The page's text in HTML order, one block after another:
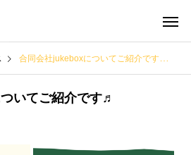
合同会社jukeboxについてご紹介です♬
いてご紹介です♬